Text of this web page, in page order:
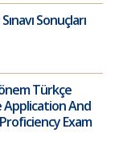
Sonuçları
Türkçe
Application And
Exam